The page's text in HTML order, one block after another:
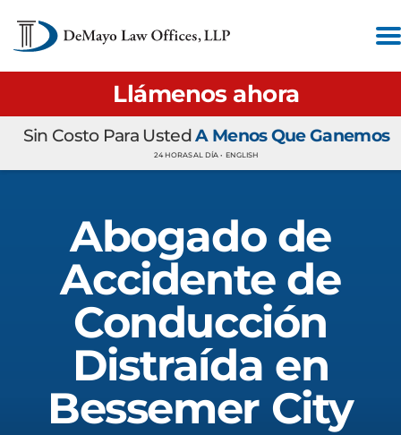
Llámenos ahora
Sin Costo Para UstedA Menos Que Ganemos
24 HORAS AL DÍA • ENGLISH
Abogado de
Accidente de
Conducción
Distraída en
Bessemer City